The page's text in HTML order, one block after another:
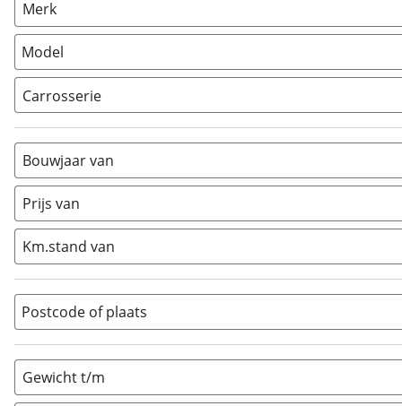
Camper
Vouwwagen
Merk
Model
Carrosserie
Alkoof (0)
Busmodel
Caravan (7)
Half-integraal
Integraal (0)
Opzetunit (0
Vouwwagen (0)
Bouwjaar van
Prijs van
Km.stand van
Postcode of plaats
Gewicht t/m